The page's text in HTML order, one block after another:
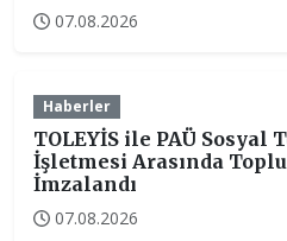
07.08.2026
Haberler
TOLEYİS ile PAÜ
İşletmesi Arasında
İmzalandı
07.08.2026